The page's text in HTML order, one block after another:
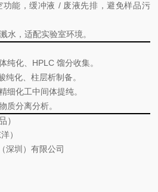
功能，缓冲液 / 废液先排，避免样品污
水，适配实验室环境。
纯化、HPLC 馏分收集。
纯化、柱层析制备。
细化工中间体提纯。
质分离分析。
）
）
深圳）有限公司